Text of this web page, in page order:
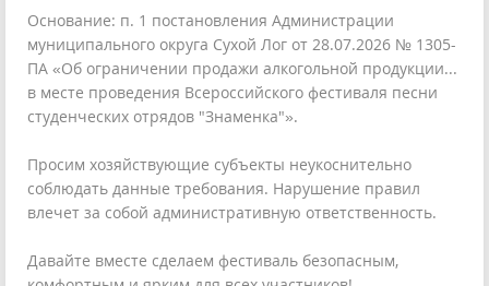
Основание: п. 1 постановления Администрации
муниципального округа Сухой Лог от 28.07.2026 № 1305-
ПА «Об ограничении продажи алкогольной продукции...
в месте проведения Всероссийского фестиваля песни
студенческих отрядов "Знаменка"».
Просим хозяйствующие субъекты неукоснительно
соблюдать данные требования. Нарушение правил
влечет за собой административную ответственность.
Давайте вместе сделаем фестиваль безопасным,